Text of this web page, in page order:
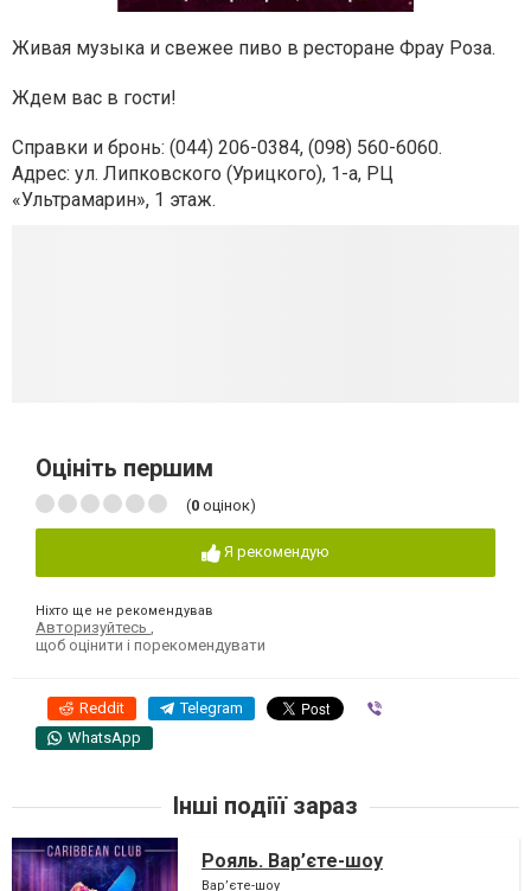
Живая музыка и свежее пиво в ресторане Фрау Роза.
Ждем вас в гости!
Справки и бронь: (044) 206-0384, (098) 560-6060.
Адрес: ул. Липковского (Урицкого), 1-а, РЦ
«Ультрамарин», 1 этаж.
Оцініть першим
(0 оцінок)
Я рекомендую
Ніхто ще не рекомендував
Авторизуйтесь
щоб оцінити і порекомендувати
Reddit Telegram
WhatsApp
Інші подіїї зараз
Рояль. Вар’єте-шоу
Вар’єте-шоу